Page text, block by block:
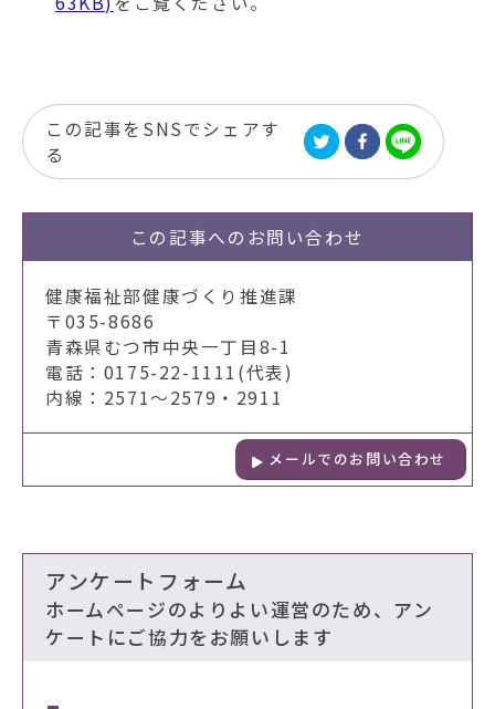
この記事をSNSでシェアす
る
この記事への お問い合わせ
健康福祉部健康づくり推進課
〒035-8686
青森県むつ市中央一丁目8-1
電話：0175-22-1111(代表)
内線：2571～2579・2911
メールでのお問い合わせ
アンケートフォーム
ホームページのよりよい運営のため、アン
ケートにご協力をお願いします